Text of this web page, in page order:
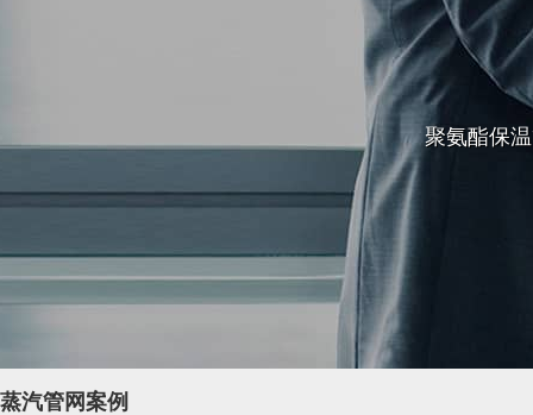
聚氨酯保
蒸汽管网案例